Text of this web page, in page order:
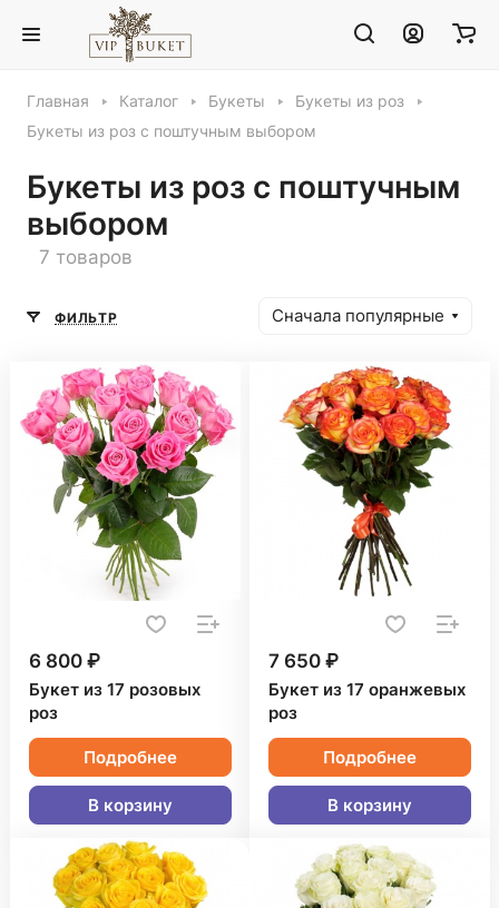
Главная Каталог Букеты
Букеты из роз
Букеты из роз с поштучным выбором
Букеты из роз с поштучным
выбором
7 товаров
ФИЛЬТР Сначала популярные
6 800 ₽
Букет из 17 розовых
роз
Подробнее
В корзину
7 650 ₽
Букет из 17 оранжевых
роз
Подробнее
В корзину